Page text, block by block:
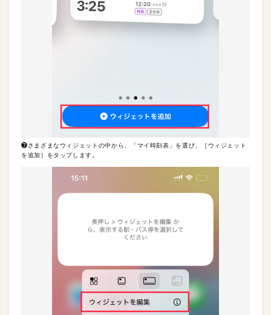
❼さまざまなウィジェットの中から、「マイ時刻表」を選び、［ウィジェット
を追加］をタップします。